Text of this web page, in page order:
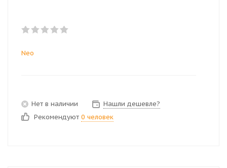
Neo
Нет в наличии
Нашли дешевле?
Рекомендуют 0 человек